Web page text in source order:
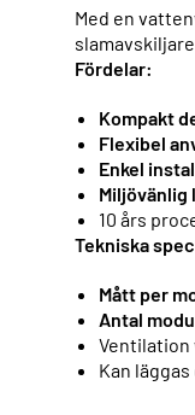
Med en
Fördelar:
Kompakt
Flexibel
Enkel
Miljövänlig
10 års
Tekniska
Mått per
Antal
Ventilation
Kan